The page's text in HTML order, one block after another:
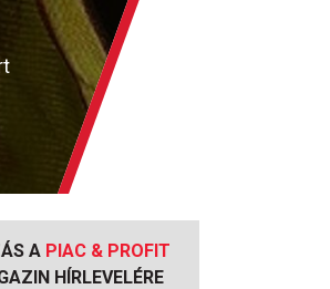
A PIAC & PROFIT
HÍRLEVELÉRE